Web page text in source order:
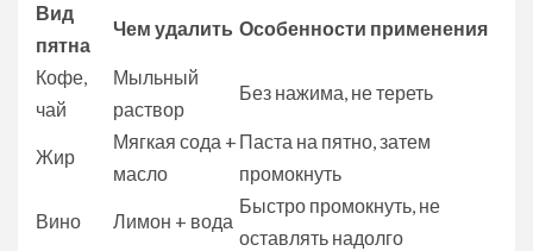
Вид
пятна
Чем удалить Особенности применения
Кофе,
чай
Мыльный
раствор
Без нажима, не тереть
Жир
Мягкая сода +
масло
Паста на пятно, затем
промокнуть
Вино Лимон + вода
Быстро промокнуть, не
оставлять надолго